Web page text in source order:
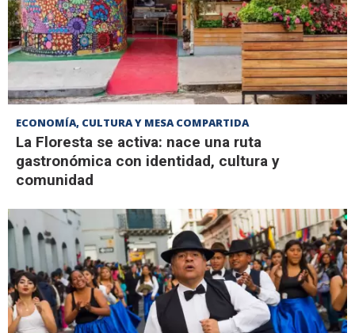
ECONOMÍA, CULTURA Y MESA COMPARTIDA
La Floresta se activa: nace una ruta
gastronómica con identidad, cultura y
comunidad